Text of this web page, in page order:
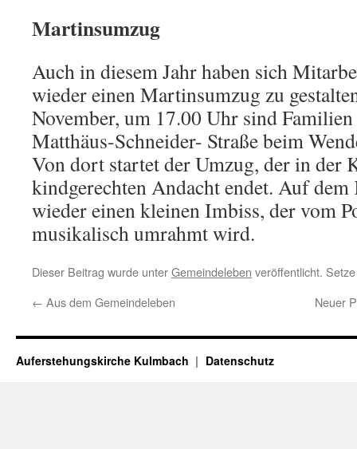
Martinsumzug
Auch in diesem Jahr haben sich
wieder einen Martinsumzug zu
November, um 17.00 Uhr sind
Matthäus-Schneider- Straße beim
Von dort startet der Umzug, der in der
kindgerechten Andacht endet. Auf
wieder einen kleinen Imbiss, der vom
musikalisch umrahmt wird.
Dieser Beitrag wurde unterGemeindeleben veröffentlicht.
← Aus dem Gemeindeleben Neuer
Auferstehungskirche Kulmbach Datenschutz